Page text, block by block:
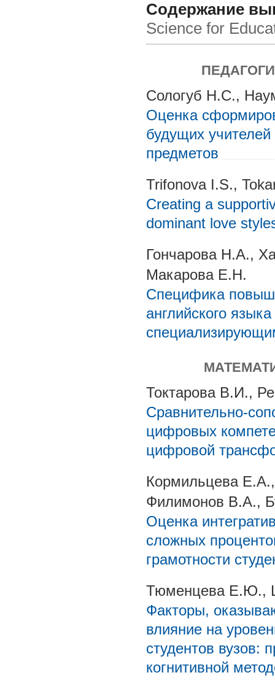
Содержание
Science for
Сологуб Н.С.,
Оценка
будущих
предметов
Trifonova I.S.,
Creating a
dominant love
Гончарова Н.А.,
Макарова Е.Н.
Специфика
английского
Токтарова В.И.,
Сравнительно-
цифровых
цифровой
Кормильцева
Филимонов В.А.,
Оценка
сложных
грамотности
Тюменцева Е.Ю.,
Факторы,
влияние на
студентов вузов:
когнитивной